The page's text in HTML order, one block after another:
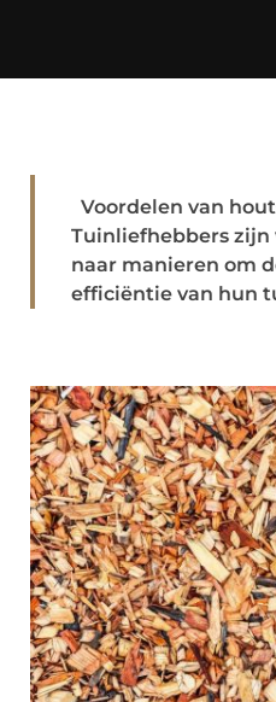
Voordelen van
Tuinliefhebbers zijn
naar manieren om
efficiëntie van hun